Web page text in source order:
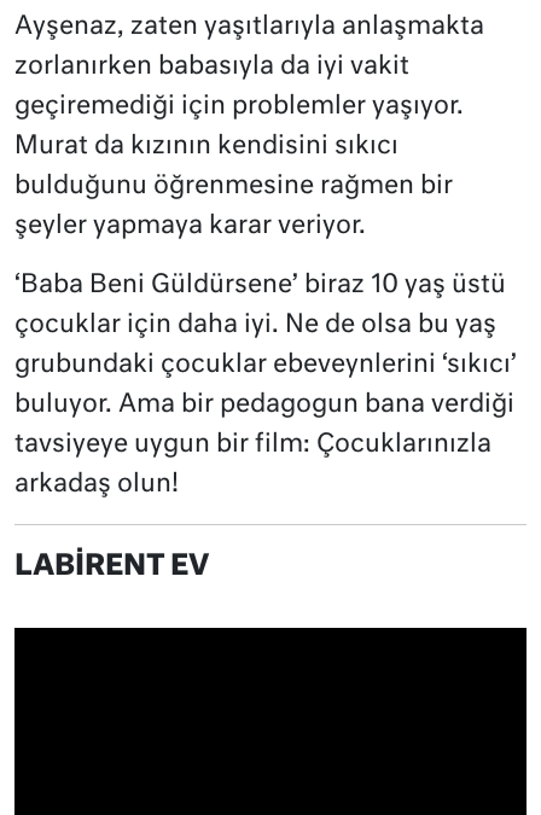
Ayşenaz, zaten yaşıtlarıyla anlaşmakta
zorlanırken babasıyla da iyi vakit
geçiremediği için problemler yaşıyor.
Murat da kızının kendisini sıkıcı
bulduğunu öğrenmesine rağmen bir
şeyler yapmaya karar veriyor.
‘Baba Beni Güldürsene’ biraz 10 yaş üstü
çocuklar için daha iyi. Ne de olsa bu yaş
grubundaki çocuklar ebeveynlerini ‘sıkıcı’
buluyor. Ama bir pedagogun bana verdiği
tavsiyeye uygun bir film: Çocuklarınızla
arkadaş olun!
LABİRENT EV